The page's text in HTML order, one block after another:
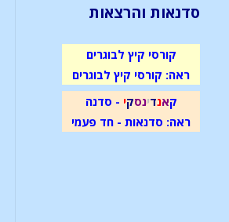
סדנאות והרצאות
קורסי קיץ לבוגרים
ראה: קורסי קיץ לבוגרים
קאנדינסקי - סדנה
ראה: סדנאות - חד פעמי